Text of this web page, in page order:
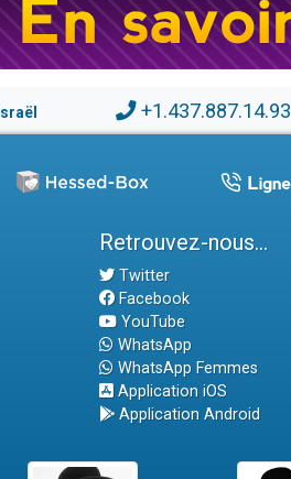
Israël +1.437.887.14.93
Retrouvez-nous...
Twitter
Facebook
YouTube
WhatsApp
WhatsApp Femmes
Application iOS
Application Android